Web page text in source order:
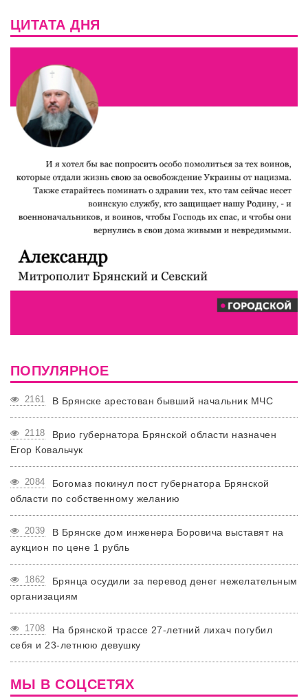
ЦИТАТА ДНЯ
ПОПУЛЯРНОЕ
2161 В Брянске арестован бывший начальник МЧС
2118
Врио губернатора Брянской области назначен
Егор Ковальчук
2084
Богомаз покинул пост губернатора Брянской
области по собственному желанию
2039
В Брянске дом инженера Боровича выставят на
аукцион по цене 1 рубль
1862
Брянца осудили за перевод денег нежелательным
организациям
1708
На брянской трассе 27-летний лихач погубил
себя и 23-летнюю девушку
МЫ В СОЦСЕТЯХ